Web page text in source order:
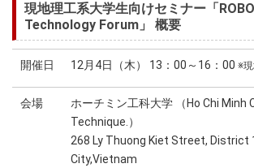
現地理工系大学生向けセミナー「
Technology Forum」 概要
開催日 12月4日（木） 13：00～16：00 ※
会場
ホーチミン工科大学 （Ho Chi Minh
Technique.）
268 Ly Thuong Kiet Street, District
City,Vietnam